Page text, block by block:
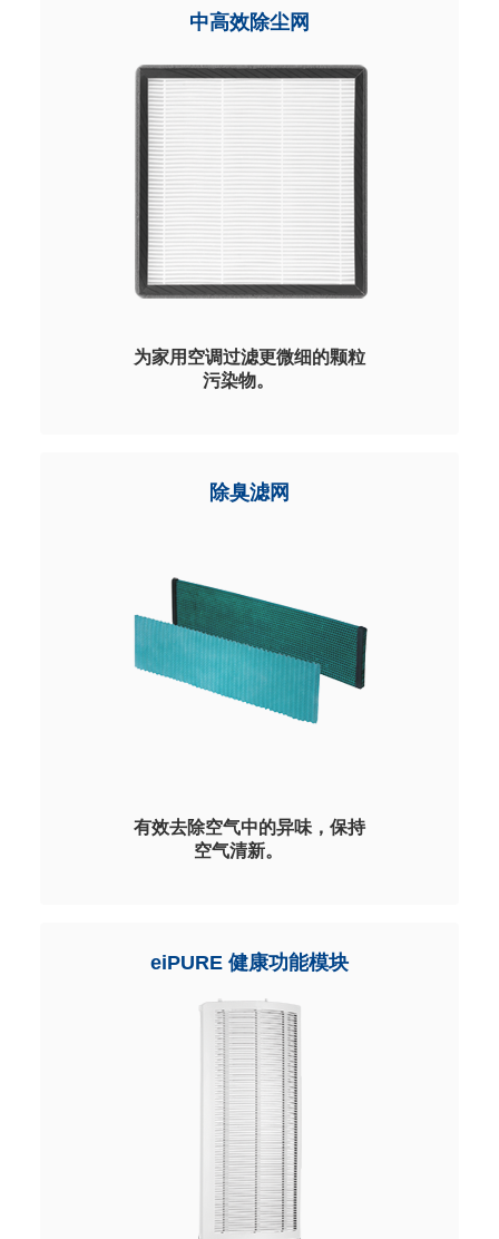
菌等不同解决方案，颜色可接受定
制。
联系我们
中高效除尘网
为家用空调过滤更微细的颗粒
污染物。
不同材料的解决方案，有效过滤空
气中悬浮的 PM2.5 颗粒。
除臭滤网
有效去除空气中的异味，保持
空气清新。
抗菌、防菌、抗过敏、防花粉、抗病毒、防
螨虫、防鼠虫等功能
有效的功能配方，可根据客户需求提供维他
命 C 、儿茶素、负离子、方向等功能滤网。
联系我们
eiPURE 健康功能模块